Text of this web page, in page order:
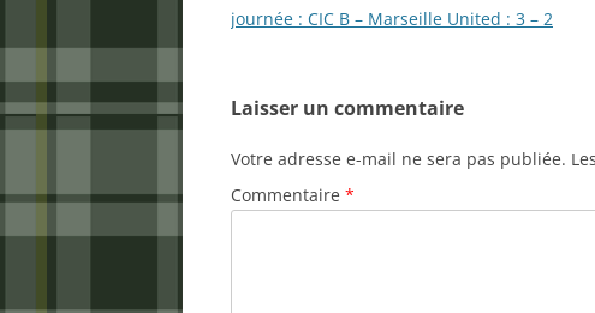
des
journée : CIC B – Marseille United : 3 – 2
Laisser un commentaire
Votre adresse e-mail ne sera pas publiée.
Commentaire *